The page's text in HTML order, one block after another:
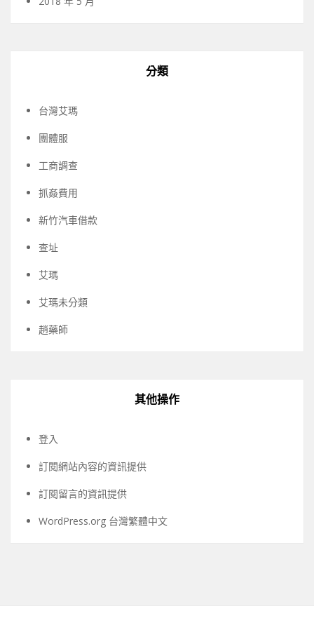
分類
台灣艾瑪
團體服
工商調查
抓姦費用
新竹汽車借款
查址
艾瑪
艾瑪未分類
趙藥師
其他操作
登入
訂閱網站內容的資訊提供
訂閱留言的資訊提供
WordPress.org 台灣繁體中文